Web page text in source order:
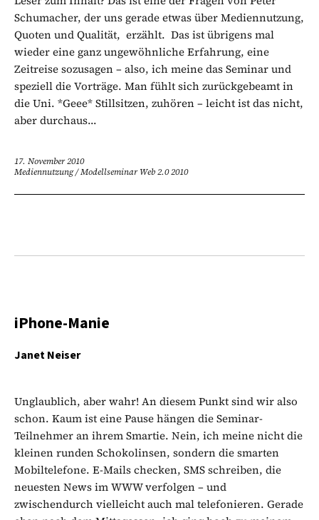
Schumacher, der uns gerade etwas über Mediennutzung,
Quoten und Qualität, erzählt. Das ist übrigens mal
wieder eine ganz ungewöhnliche Erfahrung, eine
Zeitreise sozusagen – also, ich meine das Seminar und
speziell die Vorträge. Man fühlt sich zurückgebeamt in
die Uni. *Geee* Stillsitzen, zuhören – leicht ist das nicht,
aber durchaus...
17. November 2010
Mediennutzung/Modellseminar Web 2.0 2010
iPhone-Manie
Janet Neiser
Unglaublich, aber wahr! An diesem Punkt sind wir also
schon. Kaum ist eine Pause hängen die Seminar-
Teilnehmer an ihrem Smartie. Nein, ich meine nicht die
kleinen runden Schokolinsen, sondern die smarten
Mobiltelefone. E-Mails checken, SMS schreiben, die
neuesten News im WWW verfolgen – und
zwischendurch vielleicht auch mal telefonieren. Gerade